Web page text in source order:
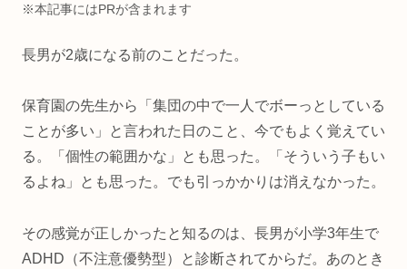
※本記事にはPRが含まれます
長男が2歳になる前のことだった。
保育園の先生から「集団の中で一人でボーっとしている
ことが多い」と言われた日のこと、今でもよく覚えてい
る。「個性の範囲かな」とも思った。「そういう子もい
るよね」とも思った。でも引っかかりは消えなかった。
その感覚が正しかったと知るのは、長男が小学3年生で
ADHD（不注意優勢型）と診断されてからだ。あのとき